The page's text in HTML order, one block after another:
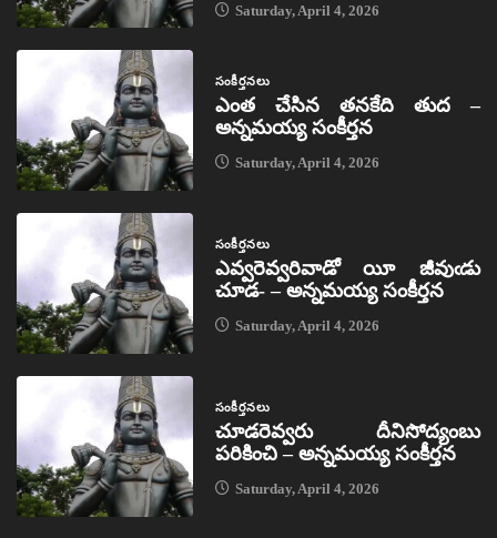
Saturday, April 4, 2026
సంకీర్తనలు
ఎంత చేసిన తనకేది తుద –
అన్నమయ్య సంకీర్తన
Saturday, April 4, 2026
సంకీర్తనలు
ఎవ్వరెవ్వరివాడో యీ జీవుఁడు
చూడ- – అన్నమయ్య సంకీర్తన
Saturday, April 4, 2026
సంకీర్తనలు
చూడరెవ్వరు దీనిసోద్యంబు
పరికించి – అన్నమయ్య సంకీర్తన
Saturday, April 4, 2026